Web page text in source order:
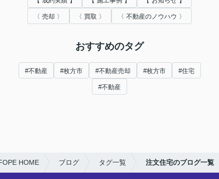
〈 売却 〉 〈 買取 〉 〈 不動産のノウハウ 〉
おすすめのタグ
#不動産 #枚方市 #不動産売却 #枚方市 #住宅
#不動産
HOME ブログ タグ一覧 注文住宅のブログ一覧